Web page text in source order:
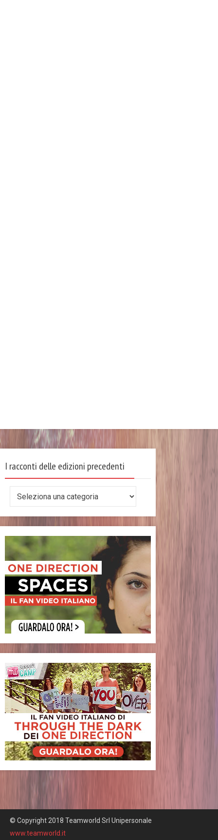
I racconti delle edizioni precedenti
delle
edizioni
precedenti
© Copyright 2018 Teamworld Srl Unipersonale
www.teamworld.it